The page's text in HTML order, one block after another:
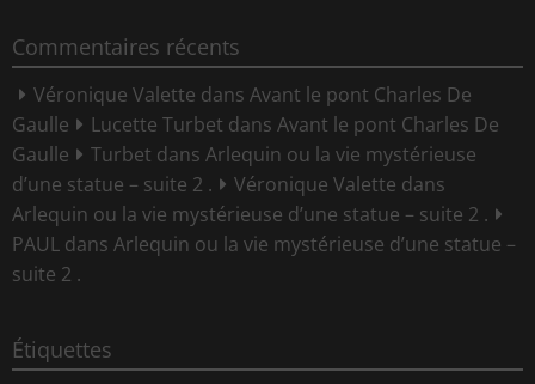
Commentaires récents
Véronique Valette dans Avant le pont Charles De
Gaulle
Lucette Turbet dans Avant le pont Charles De
Gaulle
Turbet dans Arlequin ou la vie mystérieuse
d’une statue – suite 2 .
Véronique Valette dans
Arlequin ou la vie mystérieuse d’une statue – suite 2 .
PAUL dans Arlequin ou la vie mystérieuse d’une statue –
suite 2 .
Étiquettes